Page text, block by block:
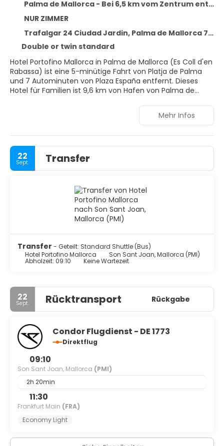
Palma de Mallorca - Bei 6,5 km vom Zentrum entfernt
NUR ZIMMER
Trafalgar 24 Ciudad Jardin, Palma de Mallorca 7007
Double or twin standard
Hotel Portofino Mallorca in Palma de Mallorca (Es Coll d'en
Rabassa) ist eine 5-minütige Fahrt von Platja de Palma
und 7 Autominuten von Plaza España entfernt. Dieses
Hotel für Familien ist 9,6 km von Hafen von Palma de
Verpasse folgende Freizeitmöglichkeiten nicht: Außenpool
und Fahrradverleih. Auch kostenloses WLAN und einen
Concierge-Service bietet dieses Hotel.
Buche einen Aufenthalt in einem der 65 Zimmer mit
Flachbildfernseher. Ein WLAN-Internetzugang (kostenlos)
Badezimmer bieten Duschen und Haartrockner. Zur
Austattung gehören Telefone und Safes. Die Zimmer
werden täglich sauber gemacht.
Nutz den Zimmerservice dieses Hotels. Entspann dich mit
einem erfrischenden Getränk an der Bar/Lounge oder der
Poolbar. Gegen Gebühr wird täglich von 08:00 Uhr bis
11:00 Uhr ein Frühstücksbuffet angeboten.
Personal.
Mehr Infos
22
Sept. Transfer
Transfer - Geteilt: Standard Shuttle (Bus)
Hotel Portofino Mallorca
Son Sant Joan, Mallorca (PMI)
Abholzeit: 09:10 Keine Wartezeit
22
Sept. Rücktransport Rückgabe
Condor Flugdienst - DE 1773
Direktflug
09:10
Son Sant Joan, Mallorca (PMI)
2h 20min
11:30
Frankfurt Main (FRA)
Economy Light